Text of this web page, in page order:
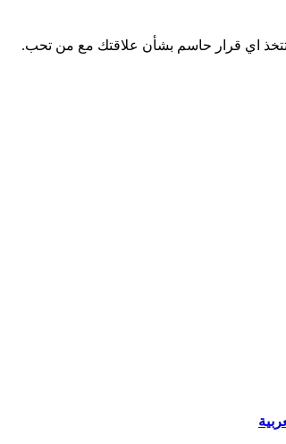
تتخذ اي قرار حاسم بشأن علاقتك مع من تحب.